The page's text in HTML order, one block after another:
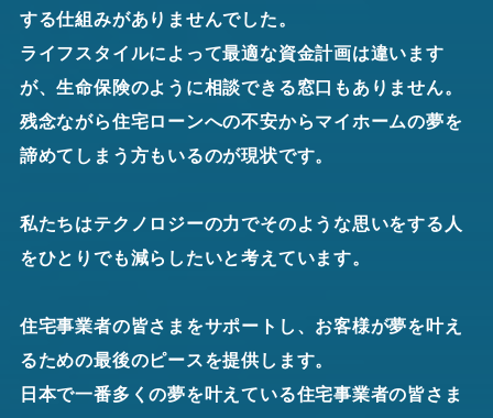
する仕組みがありませんでした。
ライフスタイルによって最適な資金計画は違います
が、生命保険のように相談できる窓口もありません。
残念ながら住宅ローンへの不安からマイホームの夢を
諦めてしまう方もいるのが現状です。
私たちはテクノロジーの力でそのような思いをする人
をひとりでも減らしたいと考えています。
住宅事業者の皆さまをサポートし、お客様が夢を叶え
るための最後のピースを提供します。
日本で一番多くの夢を叶えている住宅事業者の皆さま